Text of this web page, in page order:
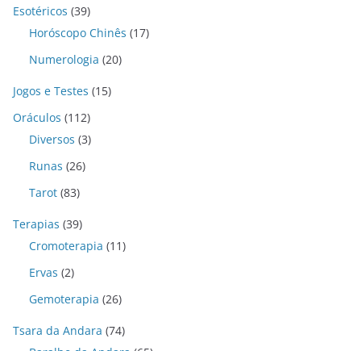
Esotéricos (39)
Horóscopo Chinês (17)
Numerologia (20)
Jogos e Testes (15)
Oráculos (112)
Diversos (3)
Runas (26)
Tarot (83)
Terapias (39)
Cromoterapia (11)
Ervas (2)
Gemoterapia (26)
Tsara da Andara (74)